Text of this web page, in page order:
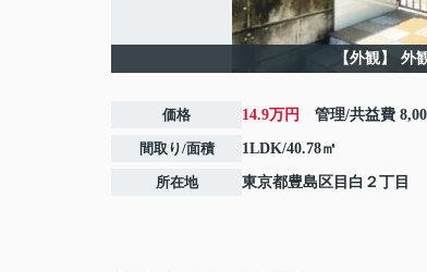
【外観】 外
価格 14.9万円 管理/共益費
間取り/面積 1LDK/40.78㎡
所在地 東京都豊島区 目白 ２丁目